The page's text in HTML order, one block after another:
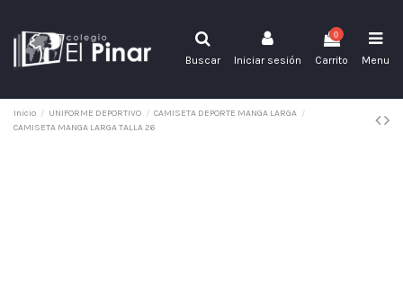
Buscar Iniciar sesión
0
Carrito Menu
Inicio UNIFORME DEPORTIVO
CAMISETA DEPORTE MANGA LARGA
CAMISETA MANGA LARGA TALLA 26